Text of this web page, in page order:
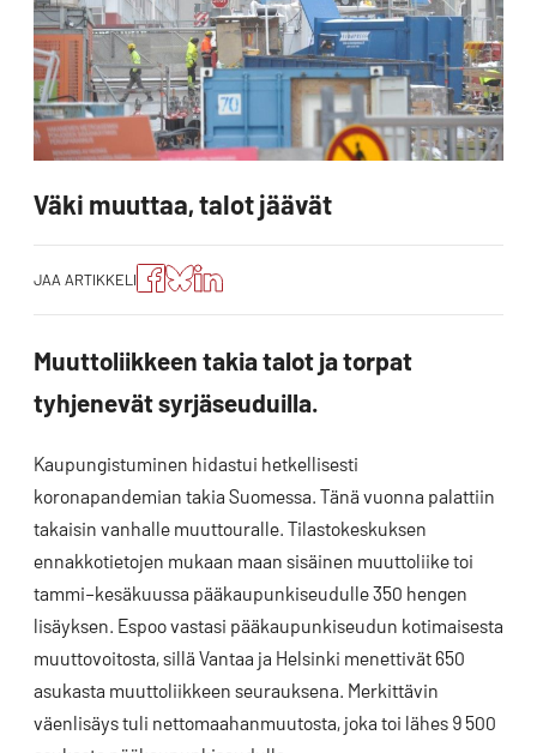
Väki muuttaa, talot jäävät
JAA ARTIKKELI
Jaa
artikkeli
Facebookissa
Jaa
artikkeli
Blueskyssa
Jako:
Jaa
artikkeli
Muuttoliikkeen takia talot ja torpat
tyhjenevät syrjäseuduilla.
Kaupungistuminen hidastui hetkellisesti
koronapandemian takia Suomessa. Tänä vuonna palattiin
takaisin vanhalle muuttouralle. Tilastokeskuksen
ennakkotietojen mukaan maan sisäinen muuttoliike toi
tammi–kesäkuussa pääkaupunkiseudulle 350 hengen
lisäyksen. Espoo vastasi pääkaupunkiseudun kotimaisesta
muuttovoitosta, sillä Vantaa ja Helsinki menettivät 650
asukasta muuttoliikkeen seurauksena. Merkittävin
väenlisäys tuli nettomaahanmuutosta, joka toi lähes 9 500